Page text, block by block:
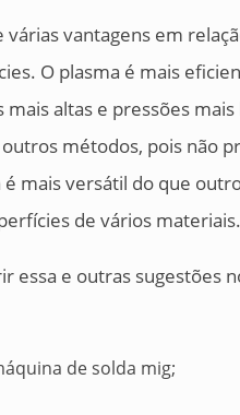
vantagens em
O plasma é mais
altas e pressões
métodos, pois não
mais versátil do que
de vários materiais.
essa e outras sugestões
de solda mig;